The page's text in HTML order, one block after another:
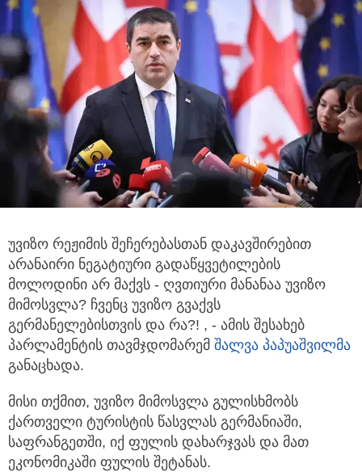
უვიზო რეჟიმის შეჩერებასთან დაკავშირებით
არანაირი ნეგატიური გადაწყვეტილების
მოლოდინი არ მაქვს - ღვთიური მანანაა უვიზო
მიმოსვლა? ჩვენც უვიზო გვაქვს
გერმანელებისთვის და რა?! , - ამის შესახებ
პარლამენტის თავმჯდომარემ შალვა პაპუაშვილმა
განაცხადა.
მისი თქმით, უვიზო მიმოსვლა გულისხმობს
ქართველი ტურისტის წასვლას გერმანიაში,
საფრანგეთში, იქ ფულის დახარჯვას და მათ
ეკონომიკაში ფულის შეტანას.